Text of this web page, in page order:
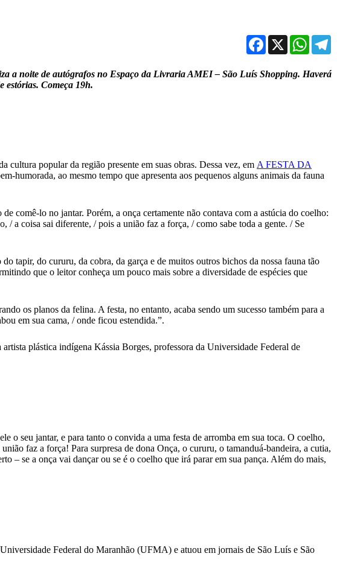
Facebook
X
a noite de autógrafos no Espaço da Livraria AMEI – São Luís Shopping. Haverá
estórias. Começa 19h.
popular da região presente em suas obras. Dessa vez, em A FESTA DA
humorada, ao mesmo tempo que apresenta aos pequenos alguns animais da fauna
comê-lo no jantar. Porém, a onça certamente não contava com a astúcia do coelho:
a coisa sai diferente, / pois a união faz a força, / como sabe toda a gente. / Se
tapir, do cururu, da cobra, da garça e de muitos outros bichos da nossa fauna tão
que o leitor conheça um pouco mais sobre a diversidade de espécies que
os planos da felina. A festa, no entanto, acaba sendo um sucesso também para a
em sua cama, / onde ficou estendida.”.
plástica indígena Kássia Borges, professora da Universidade Federal de
o seu jantar, e para tanto o convida a uma festa de arromba em sua toca. O coelho,
faz a força! Para surpresa de dona Onça, o cururu, o tamanduá-bandeira, a cutia,
– se a onça vai dançar ou se é o coelho que irá parar em sua pança. Além do mais,
Federal do Maranhão (UFMA) e atuou em jornais de São Luís e São